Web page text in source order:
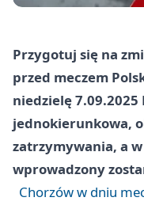
Przygotuj się na
przed meczem
niedzielę
jednokierunkowa,
zatrzymywania, a
wprowadzony
Chorzów w dniu